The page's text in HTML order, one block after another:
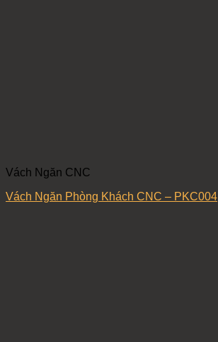
Vách Ngăn CNC
Vách Ngăn Phòng Khách CNC – PKC004